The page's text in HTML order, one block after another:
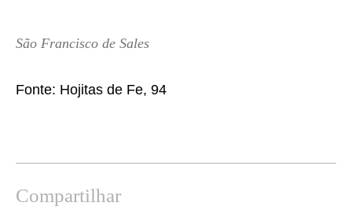
São Francisco de Sales
Fonte: Hojitas de Fe, 94
Compartilhar